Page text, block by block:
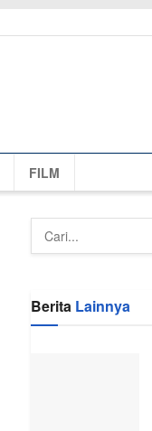
FILM
Berita Lainnya